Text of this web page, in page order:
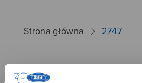
Strona główna 2747
2747